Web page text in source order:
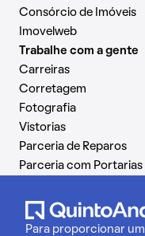
Consórcio de Imóveis
Imovelweb
Trabalhe com a gente
Carreiras
Corretagem
Fotografia
Vistorias
Parceria de Reparos
Parceria com Portarias
Para proporcionar